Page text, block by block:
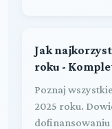
Jak
roku -
Poznaj
2025 roku.
dofinansowaniu